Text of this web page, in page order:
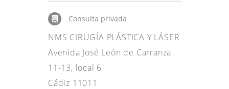
Consulta privada
NMS CIRUGÍA PLÁSTICA Y LÁSER
Avenida José León de Carranza
11-13, local 6
Cádiz 11011